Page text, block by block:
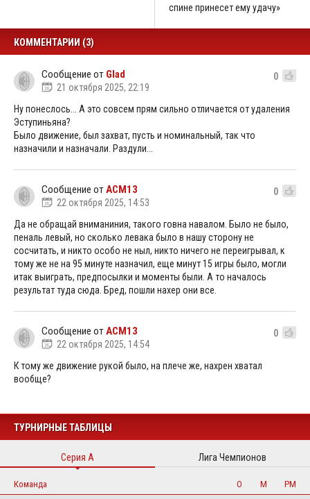
спине принесет ему удачу»
КОММЕНТАРИИ (3)
Сообщение от Glad
21 октября 2025, 22:19
0
Ну понеслось... А это совсем прям сильно отличается от удаления
Эступиньяна?
Было движение, был захват, пусть и номинальный, так что
назначили и назначали. Раздули...
Сообщение отACM13
22 октября 2025, 14:53
0
Да не обращай вниманиния, такого говна навалом. Было не было,
пеналь левый, но сколько левака было в нашу сторону не
сосчитать, и никто особо не ныл, никто ничего не переигрывал, к
тому же не на 95 минуте назначил, еще минут 15 игры было, могли
итак выиграть, предпосылки и моменты были. А то началось
результат туда сюда. Бред, пошли нахер они все.
Сообщение отACM13
22 октября 2025, 14:54
0
К тому же движение рукой было, на плече же, нахрен хватал
вообще?
ТУРНИРНЫЕ ТАБЛИЦЫ
Серия А Лига Чемпионов
Команда О М
РМ